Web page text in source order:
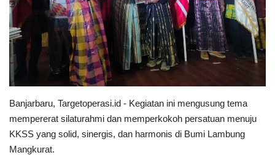
Banjarbaru, Targetoperasi.id - Kegiatan ini mengusung tema
mempererat silaturahmi dan memperkokoh persatuan menuju
KKSS yang solid, sinergis, dan harmonis di Bumi Lambung
Mangkurat.